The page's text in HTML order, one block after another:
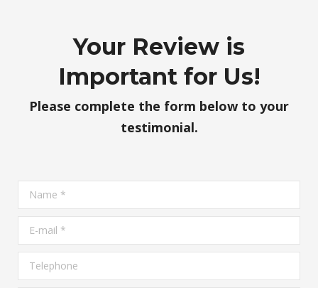
Your Review is
Important for Us!
Please complete the form below to your
testimonial.
Name *
E-mail *
Telephone